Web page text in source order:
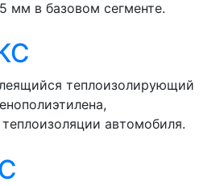
мм в базовом сегменте.
теплоизолирующий
автомобиля.